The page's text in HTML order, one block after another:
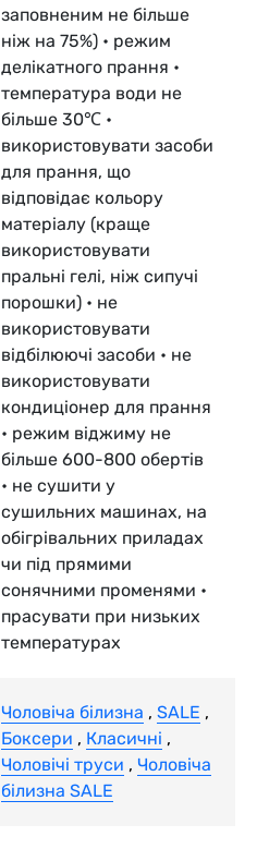
заповненим не більше
ніж на 75%) • режим
делікатного прання •
температура води не
більше 30℃ •
використовувати засоби
для прання, що
відповідає кольору
матеріалу (краще
використовувати
пральні гелі, ніж сипучі
порошки) • не
використовувати
відбілюючі засоби • не
використовувати
кондиціонер для прання
• режим віджиму не
більше 600-800 обертів
• не сушити у
сушильних машинах, на
обігрівальних приладах
чи під прямими
сонячними променями •
прасувати при низьких
температурах
Чоловіча білизна , SALE ,
Боксери , Класичні ,
Чоловічі труси , Чоловіча
білизна SALE